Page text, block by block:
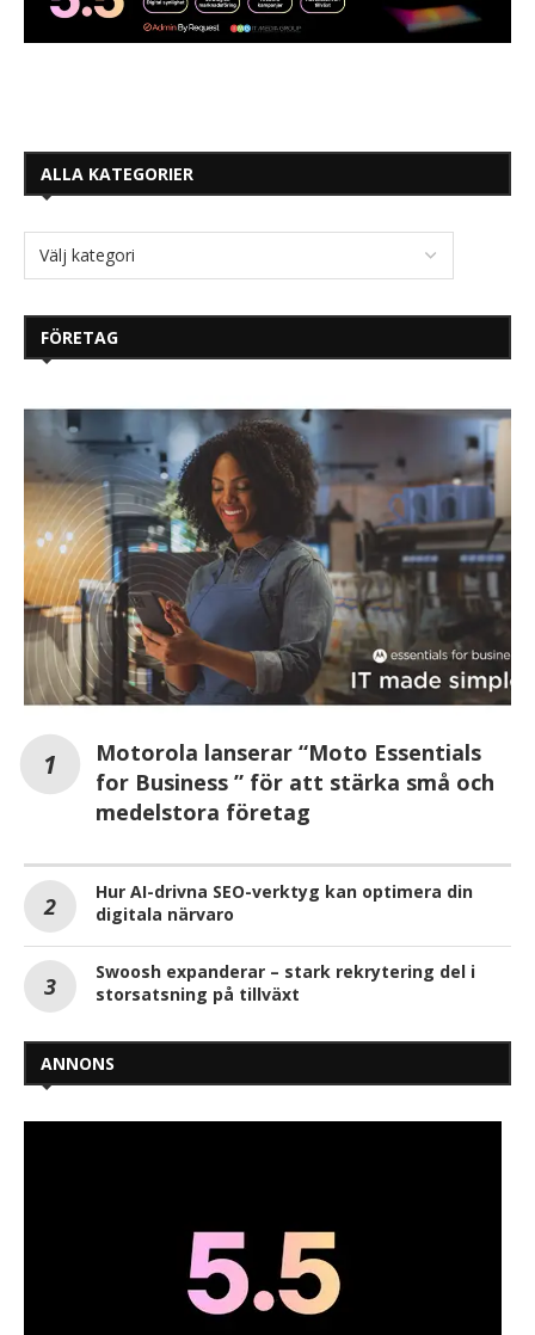
ALLA KATEGORIER
FÖRETAG
Motorola lanserar “Moto Essentials
for Business ” för att stärka små och
medelstora företag
Hur AI-drivna SEO-verktyg kan optimera din
digitala närvaro
Swoosh expanderar – stark rekrytering del i
storsatsning på tillväxt
ANNONS